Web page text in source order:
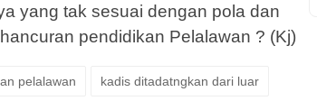
yang tak sesuai dengan pola dan
pendidikan Pelalawan ? (Kj)
pelalawan kadis ditadatngkan dari luar